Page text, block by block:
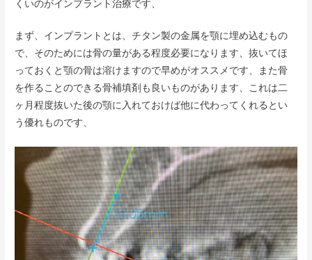
くいのがインプラント治療です、
まず、インプラントとは、チタン製の金属を顎に埋め込むもの
で、そのためには骨の量がある程度必要になります、抜いてほ
っておくと顎の骨は溶けますので早めがオススメです、また骨
を作ることのできる骨補填剤も良いものがあります、これは二
ヶ月程度抜いた後の顎に入れておけば他に代わってくれるとい
う優れものです、